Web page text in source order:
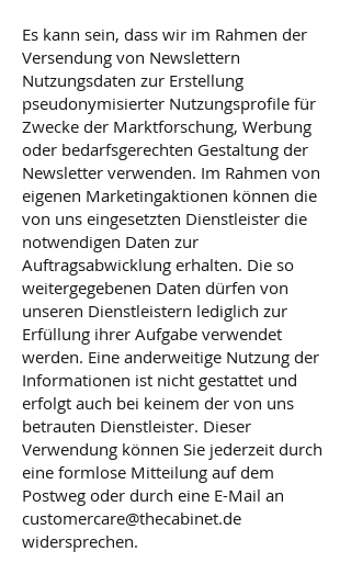
Es kann sein, dass wir im Rahmen der
Versendung von Newslettern
Nutzungsdaten zur Erstellung
pseudonymisierter Nutzungsprofile für
Zwecke der Marktforschung, Werbung
oder bedarfsgerechten Gestaltung der
Newsletter verwenden. Im Rahmen von
eigenen Marketingaktionen können die
von uns eingesetzten Dienstleister die
notwendigen Daten zur
Auftragsabwicklung erhalten. Die so
weitergegebenen Daten dürfen von
unseren Dienstleistern lediglich zur
Erfüllung ihrer Aufgabe verwendet
werden. Eine anderweitige Nutzung der
Informationen ist nicht gestattet und
erfolgt auch bei keinem der von uns
betrauten Dienstleister. Dieser
Verwendung können Sie jederzeit durch
eine formlose Mitteilung auf dem
Postweg oder durch eine E-Mail an
customercare@thecabinet.de
widersprechen.